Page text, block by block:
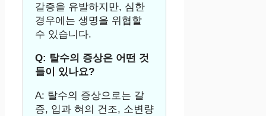
갈증을 유발하지만, 심한
경우에는 생명을 위협할
수 있습니다.
Q: 탈수의 증상은 어떤 것
들이 있나요?
A: 탈수의 증상으로는 갈
증, 입과 혀의 건조, 소변량